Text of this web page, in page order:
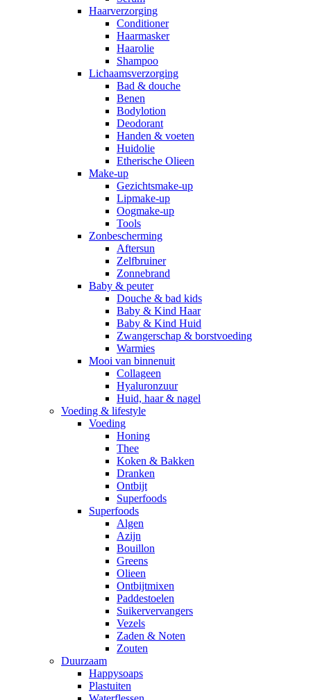
Haarverzorging
Conditioner
Haarmasker
Haarolie
Shampoo
Lichaamsverzorging
Bad & douche
Benen
Bodylotion
Deodorant
Handen & voeten
Huidolie
Etherische Olieen
Make-up
Gezichtsmake-up
Lipmake-up
Oogmake-up
Tools
Zonbescherming
Aftersun
Zelfbruiner
Zonnebrand
Baby & peuter
Douche & bad kids
Baby & Kind Haar
Baby & Kind Huid
Zwangerschap & borstvoeding
Warmies
Mooi van binnenuit
Collageen
Hyaluronzuur
Huid, haar & nagel
Voeding & lifestyle
Voeding
Honing
Thee
Koken & Bakken
Dranken
Ontbijt
Superfoods
Superfoods
Algen
Azijn
Bouillon
Greens
Olieen
Ontbijtmixen
Paddestoelen
Suikervervangers
Vezels
Zaden & Noten
Zouten
Duurzaam
Happysoaps
Plastuiten